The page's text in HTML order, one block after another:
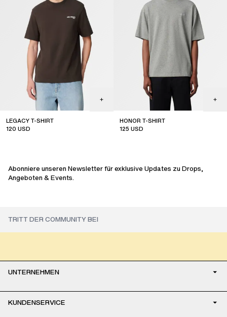
LEGACY T-SHIRT
120 USD
HONOR T-SHIRT
125 USD
Abonniere unseren Newsletter für exklusive Updates zu Drops,
Angeboten & Events.
UNTERNEHMEN
KUNDENSERVICE